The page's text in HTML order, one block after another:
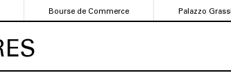
Bourse de Commerce Palazzo